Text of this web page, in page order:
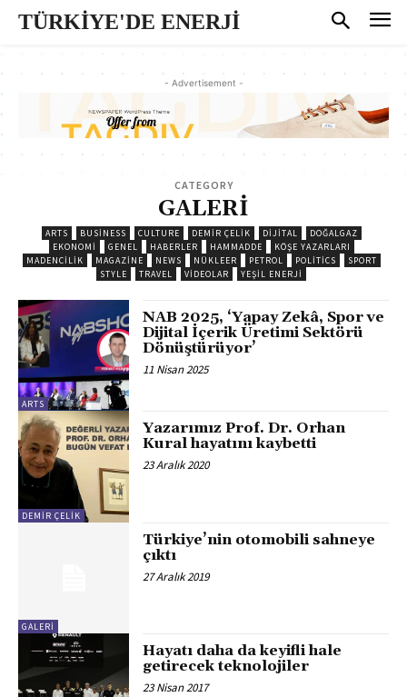
TÜRKİYE'DE ENERJİ
- Advertisement -
CATEGORY
GALERİ
ARTS BUSINESS CULTURE DEMİR ÇELİK DİJİTAL
DOĞALGAZ
EKONOMI
GENEL HABERLER HAMMADDE
KÖŞE YAZARLARI
MADENCİLİK
MAGAZINE NEWS NÜKLEER PETROL POLITICS
SPORT
STYLE
TRAVEL VİDEOLAR YEŞİL ENERJİ
ARTS
NAB 2025, ‘Yapay Zekâ, Spor ve
Dijital İçerik Üretimi Sektörü
Dönüştürüyor’
11 Nisan 2025
DEMİR ÇELİK
Yazarımız Prof. Dr. Orhan
Kural hayatını kaybetti
23 Aralık 2020
GALERİ
Türkiye’nin otomobili sahneye
çıktı
27 Aralık 2019
Hayatı daha da keyifli hale
getirecek teknolojiler
23 Nisan 2017